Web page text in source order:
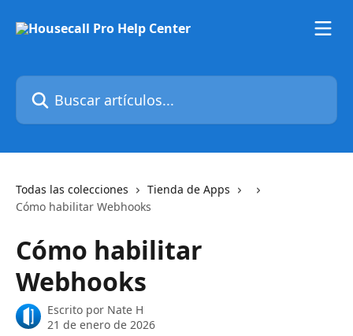
Buscar artículos...
Todas las colecciones
Tienda de Apps
Cómo habilitar Webhooks
Cómo habilitar
Webhooks
Escrito por Nate H
21 de enero de 2026